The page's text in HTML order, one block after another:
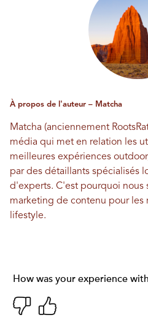
À propos de l'auteur – Matcha
Matcha (anciennement
média qui met en relation les
meilleures expériences
par des détaillants spécialisés
d'experts. C'est pourquoi nous
marketing de contenu pour les
lifestyle.